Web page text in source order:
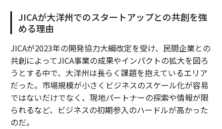
JICAが大洋州でのスタートアップとの共創を強
める理由
JICAが2023年の開発協力大綱改定を受け、民間企業との
共創によってJICA事業の成果やインパクトの拡大を図ろ
うとする中で、大洋州は長らく課題を抱えているエリア
だった。市場規模が小さくビジネスのスケール化が容易
ではないだけでなく、現地パートナーの探索や情報が限
られるなど、ビジネスの初期参入のハードルが高かった
のだ。